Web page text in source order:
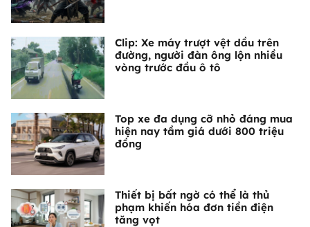
Clip: Xe máy trượt vệt dầu trên
đường, người đàn ông lộn nhiều
vòng trước đầu ô tô
Top xe đa dụng cỡ nhỏ đáng mua
hiện nay tầm giá dưới 800 triệu
đồng
Thiết bị bất ngờ có thể là thủ
phạm khiến hóa đơn tiền điện
tăng vọt